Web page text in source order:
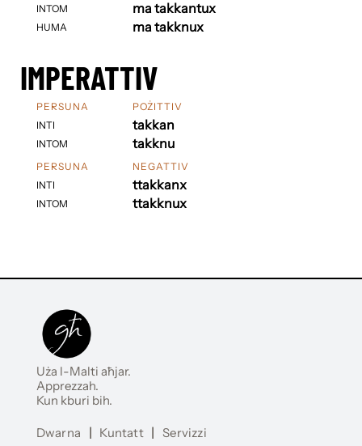
INTOM
HUMA
ma takkantux
ma takknux
IMPERATTIV
PERSUNA
INTI
INTOM
POŻITTIV
takkan
takknu
PERSUNA
INTI
INTOM
NEGATTIV
ttakkanx
ttakknux
Uża l-Malti aħjar.
Apprezzah.
Kun kburi bih.
Dwarna | Kuntatt | Servizzi